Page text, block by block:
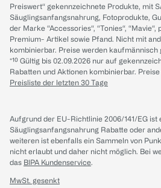
Preiswert“ gekennzeichnete Produkte, mit
Säuglingsanfangsnahrung, Fotoprodukte,
der Marke “Accessories“, “Tonies“,
Premium- Artikel sowie Pfand. Nicht mit
kombinierbar. Preise werden kaufmännisch
*¹⁰ Gültig bis 02.09.2026 nur auf
Rabatten und Aktionen kombinierbar.
Preisliste der letzten 30 Tage
Aufgrund der EU-Richtlinie 2006/141/EG ist
Säuglingsanfangsnahrung Rabatte oder
weiteren ist ebenfalls ein Sammeln von
nicht erlaubt und daher nicht möglich. Bei
das BIPA Kundenservice.
MwSt. gesenkt